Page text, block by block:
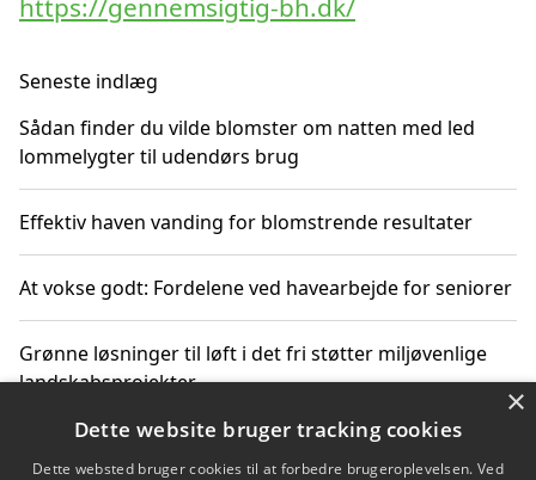
https://gennemsigtig-bh.dk/
Seneste indlæg
Sådan finder du vilde blomster om natten med led
lommelygter til udendørs brug
Effektiv haven vanding for blomstrende resultater
At vokse godt: Fordelene ved havearbejde for seniorer
Grønne løsninger til løft i det fri støtter miljøvenlige
landskabsprojekter
Gør haven til et frirum for familien og naturen
×
Dette website bruger tracking cookies
Dette websted bruger cookies til at forbedre brugeroplevelsen. Ved